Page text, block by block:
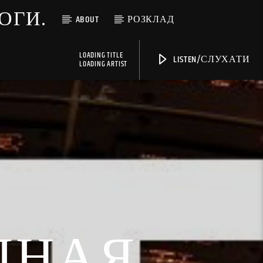
ABOUT РОЗКЛАД
LISTEN/СЛУХАТИ
LOADING TITLE
LOADING ARTIST